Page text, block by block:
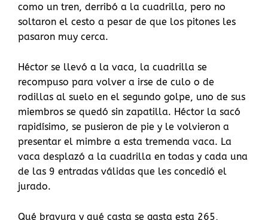
como un tren, derribó a la cuadrilla, pero no
soltaron el cesto a pesar de que los pitones les
pasaron muy cerca.
Héctor se llevó a la vaca, la cuadrilla se
recompuso para volver a irse de culo o de
rodillas al suelo en el segundo golpe, uno de sus
miembros se quedó sin zapatilla. Héctor la sacó
rapidísimo, se pusieron de pie y le volvieron a
presentar el mimbre a esta tremenda vaca. La
vaca desplazó a la cuadrilla en todas y cada una
de las 9 entradas válidas que les concedió el
jurado.
Qué bravura y qué casta se gasta esta 265,